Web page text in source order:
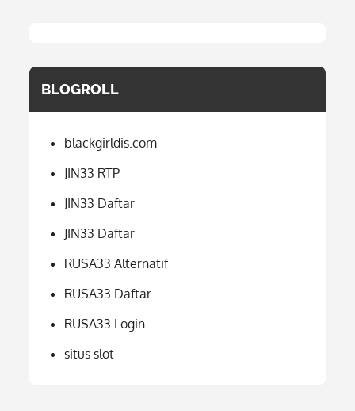
BLOGROLL
blackgirldis.com
JIN33 RTP
JIN33 Daftar
JIN33 Daftar
RUSA33 Alternatif
RUSA33 Daftar
RUSA33 Login
situs slot